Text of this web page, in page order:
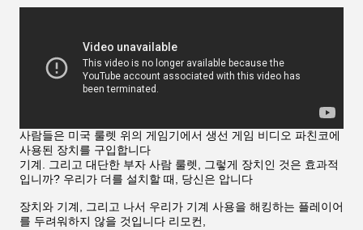
사람들은 미국 룰렛 위의 게임기에서 생선 게임 비디오 파친코에
사용된 장치를 구입합니다
기계. 그리고 대단한 부자 사람 룰렛, 그렇게 장치인 것은 효과적
입니까? 우리가 더를 설치할 때, 당신은 압니다
장치와 기계, 그리고 나서 우리가 기계 사용을 해킹하는 플레이어
를 두려워하지 않을 것입니다 리모컨,